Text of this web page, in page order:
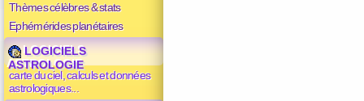
Thèmes célèbres & stats
Ephémérides planétaires
LOGICIELS
ASTROLOGIE
carte du ciel, calculs et données
astrologiques...